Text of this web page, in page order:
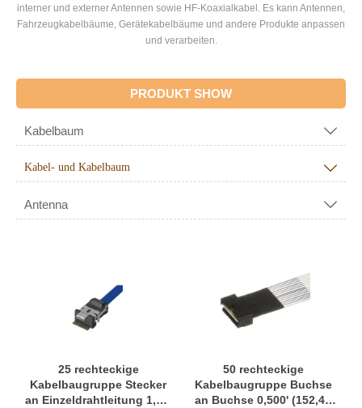
interner und externer Antennen sowie HF-Koaxialkabel. Es kann Antennen,
Fahrzeugkabelbäume, Gerätekabelbäume und andere Produkte anpassen
und verarbeiten.
PRODUKT SHOW
Kabelbaum 
Kabel- und Kabelbaum 
Antenna 
25 rechteckige
Kabelbaugruppe Stecker
an Einzeldrahtleitung 1,00'
50 rechteckige
Kabelbaugruppe Buchse
an Buchse 0,500' (152,40